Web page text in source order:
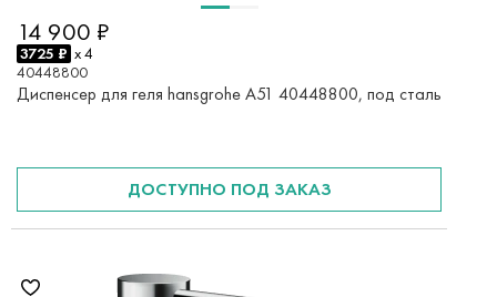
14 900 ₽
3725 ₽ x 4
40448800
Диспенсер для геля hansgrohe A51 40448800, под сталь
ДОСТУПНО ПОД ЗАКАЗ